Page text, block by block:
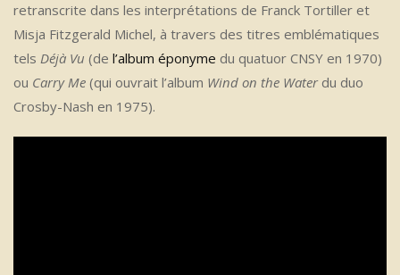
retranscrite dans les interprétations de Franck Tortiller et
Misja Fitzgerald Michel, à travers des titres emblématiques
tels Déjà Vu (de l’album éponyme du quatuor CNSY en 1970)
ou Carry Me (qui ouvrait l’album Wind on the Waterdu duo
Crosby-Nash en 1975).